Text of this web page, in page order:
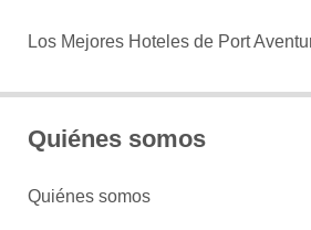
Los Mejores Hoteles de Port
Quiénes somos
Quiénes somos